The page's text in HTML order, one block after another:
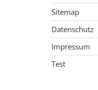
Sitemap
Datenschutz
Impressum
Test